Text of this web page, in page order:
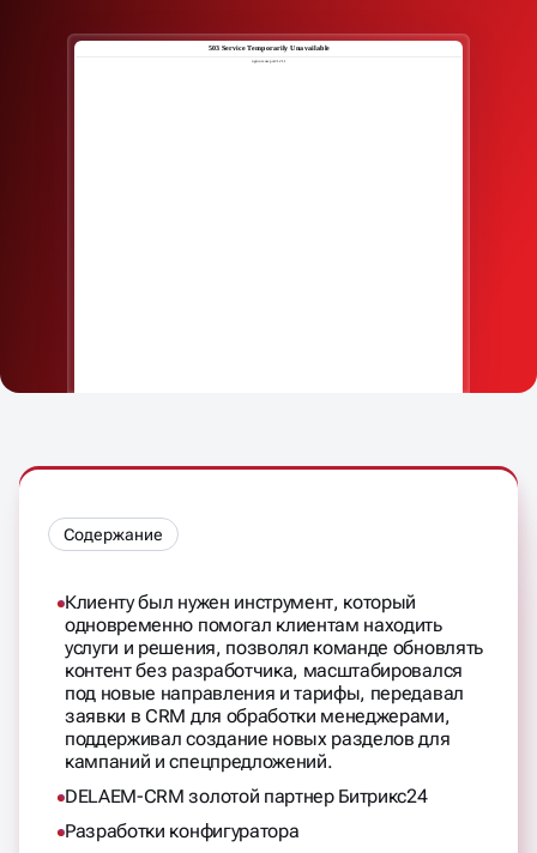
Содержание
Клиенту был нужен инструмент, который
одновременно помогал клиентам находить
услуги и решения, позволял команде обновлять
контент без разработчика, масштабировался
под новые направления и тарифы, передавал
заявки в CRM для обработки менеджерами,
поддерживал создание новых разделов для
кампаний и спецпредложений.
DELAEM-CRM золотой партнер Битрикс24
Разработки конфигуратора